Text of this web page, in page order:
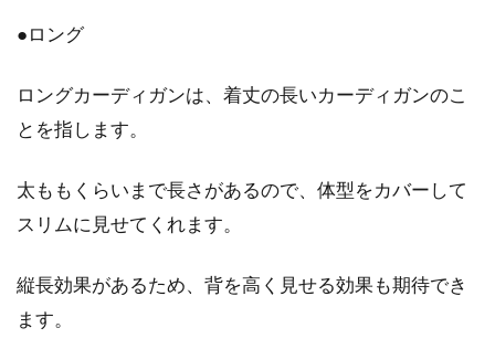
目次 1 手編みのセーターができる大まかな流れ
編みの種類...
●ロング
ロングカーディガンは、着丈の長いカーディガンのこ
とを指します。
太ももくらいまで長さがあるので、体型をカバーして
スリムに見せてくれます。
縦長効果があるため、背を高く見せる効果も期待でき
ます。